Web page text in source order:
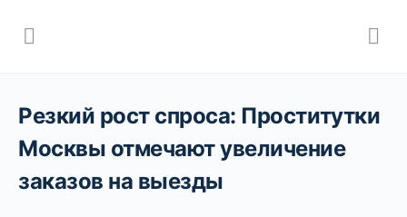
Резкий рост спроса: Проститутки
Москвы отмечают увеличение
заказов на выезды